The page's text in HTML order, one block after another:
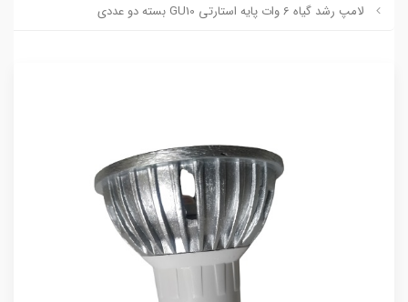
لامپ رشد گیاه 6 وات پایه استارتی GU10 بسته دو عددی